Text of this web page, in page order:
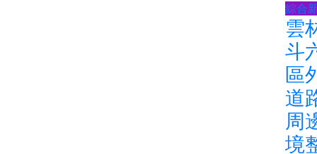
綜合
雲
斗
區
道
周
境